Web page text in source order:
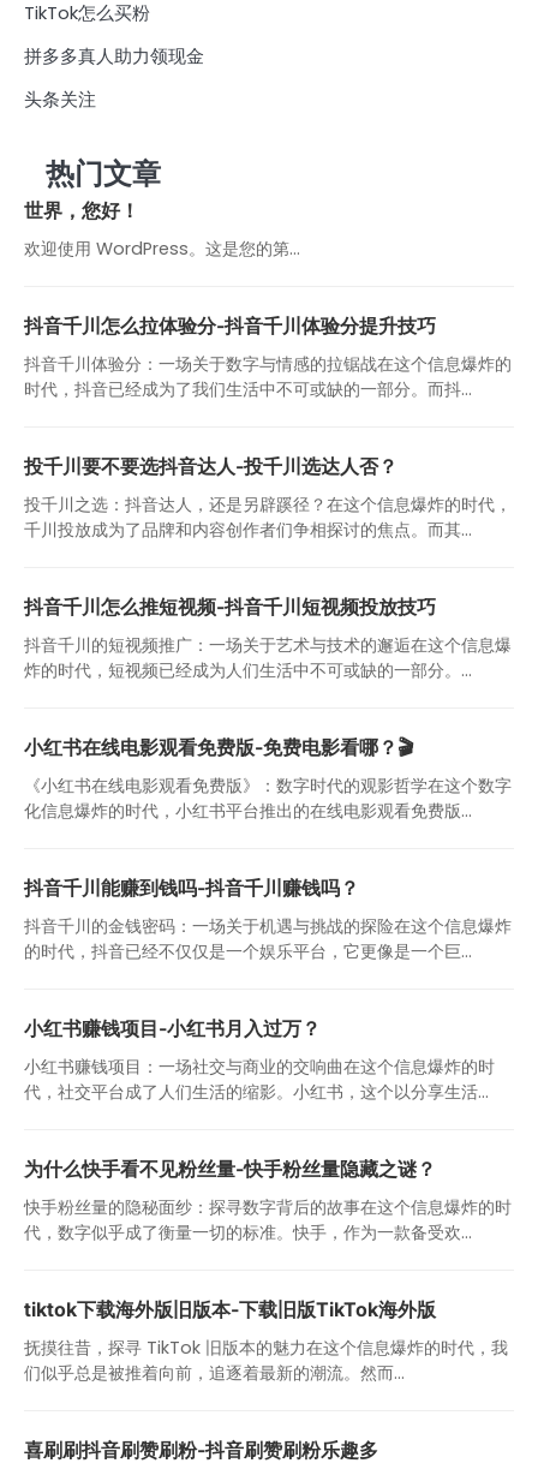
TikTok怎么买粉
拼多多真人助力领现金
头条关注
热门文章
世界，您好！
欢迎使用 WordPress。这是您的第…
抖音千川怎么拉体验分-抖音千川体验分提升技巧
抖音千川体验分：一场关于数字与情感的拉锯战在这个信息爆炸的
时代，抖音已经成为了我们生活中不可或缺的一部分。而抖...
投千川要不要选抖音达人-投千川选达人否？
投千川之选：抖音达人，还是另辟蹊径？在这个信息爆炸的时代，
千川投放成为了品牌和内容创作者们争相探讨的焦点。而其...
抖音千川怎么推短视频-抖音千川短视频投放技巧
抖音千川的短视频推广：一场关于艺术与技术的邂逅在这个信息爆
炸的时代，短视频已经成为人们生活中不可或缺的一部分。...
小红书在线电影观看免费版-免费电影看哪？🎬
《小红书在线电影观看免费版》：数字时代的观影哲学在这个数字
化信息爆炸的时代，小红书平台推出的在线电影观看免费版...
抖音千川能赚到钱吗-抖音千川赚钱吗？
抖音千川的金钱密码：一场关于机遇与挑战的探险在这个信息爆炸
的时代，抖音已经不仅仅是一个娱乐平台，它更像是一个巨...
小红书赚钱项目-小红书月入过万？
小红书赚钱项目：一场社交与商业的交响曲在这个信息爆炸的时
代，社交平台成了人们生活的缩影。小红书，这个以分享生活...
为什么快手看不见粉丝量-快手粉丝量隐藏之谜？
快手粉丝量的隐秘面纱：探寻数字背后的故事在这个信息爆炸的时
代，数字似乎成了衡量一切的标准。快手，作为一款备受欢...
tiktok下载海外版旧版本-下载旧版TikTok海外版
抚摸往昔，探寻 TikTok 旧版本的魅力在这个信息爆炸的时代，我
们似乎总是被推着向前，追逐着最新的潮流。然而...
喜刷刷抖音刷赞刷粉-抖音刷赞刷粉乐趣多